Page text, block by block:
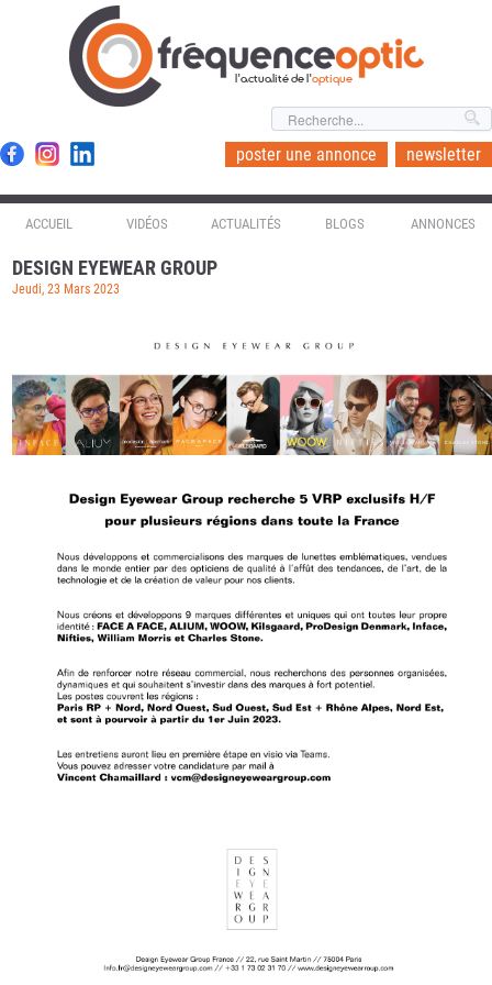
l'actualité de l'optique
poster une annonce newsletter
ACCUEIL VIDÉOS ACTUALITÉS BLOGS ANNONCES
DESIGN EYEWEAR GROUP
Jeudi, 23 Mars 2023